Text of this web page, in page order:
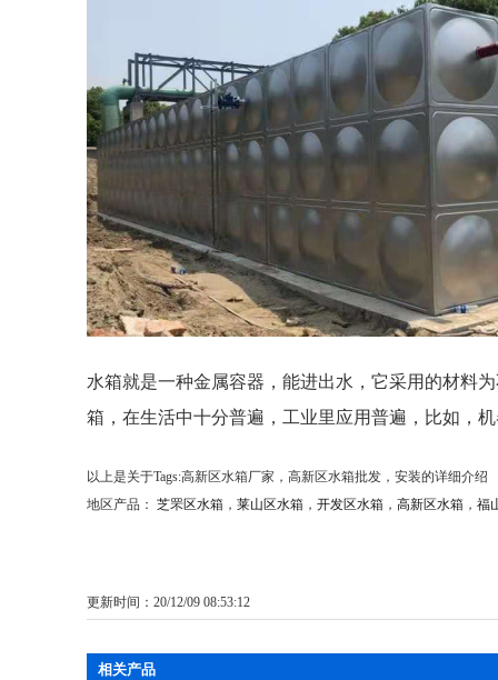
水箱就是一种金属容器，能进出水，它采用的材料
箱，在生活中十分普遍，工业里应用普遍，比如，
以上是关于Tags:高新区水箱厂家，高新区水箱批发，安装的详细介绍
地区产品： 芝罘区水箱 ， 莱山区水箱 ， 开发区水箱 ， 高新区水箱 ， 福
更新时间：20/12/09 08:53:12
相关产品